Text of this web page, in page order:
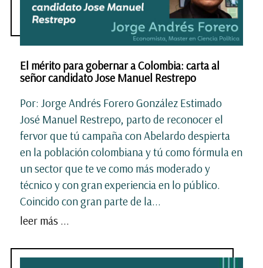
El mérito para gobernar a Colombia: carta al
señor candidato Jose Manuel Restrepo
Por: Jorge Andrés Forero González Estimado
José Manuel Restrepo, parto de reconocer el
fervor que tú campaña con Abelardo despierta
en la población colombiana y tú como fórmula en
un sector que te ve como más moderado y
técnico y con gran experiencia en lo público.
Coincido con gran parte de la...
leer más ...